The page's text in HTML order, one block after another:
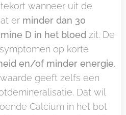
wanneer uit de
er minder dan 30
D in het bloed zit. De
op korte
en/of minder energie.
geeft zelfs een
Dat wil
Calcium in het bot